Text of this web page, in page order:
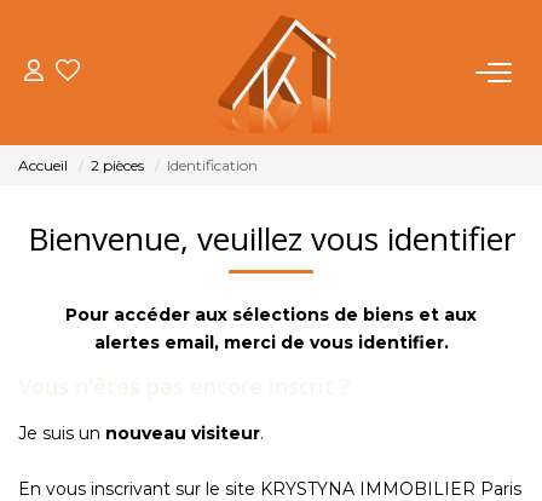
ACHETER
LOUER
FAIRE GÉRER
OUTILS
Accueil 2 pièces Identification
Bienvenue, veuillez vous identifier
Pour accéder aux sélections de biens et aux
alertes email, merci de vous identifier.
Je suis un nouveau visiteur.
En vous inscrivant sur le site KRYSTYNA IMMOBILIER Paris